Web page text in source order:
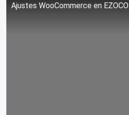
Ajustes WooCommerce en EZOCO